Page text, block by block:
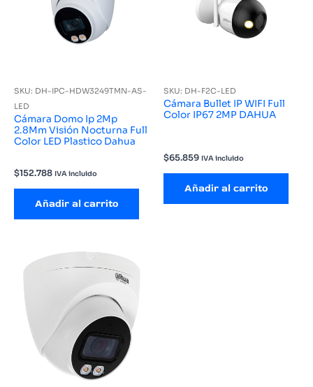
SKU: DH-IPC-HDW3249TMN-AS-
LED
Cámara Domo Ip 2Mp
2.8Mm Visión Nocturna Full
Color LED Plastico Dahua
$152.788 IVA incluido
Añadir al carrito
SKU: DH-F2C-LED
Cámara Bullet IP WIFI Full
Color IP67 2MP DAHUA
$65.859 IVA incluido
Añadir al carrito